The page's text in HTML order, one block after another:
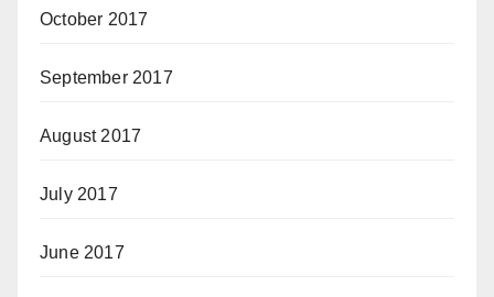
October 2017
September 2017
August 2017
July 2017
June 2017